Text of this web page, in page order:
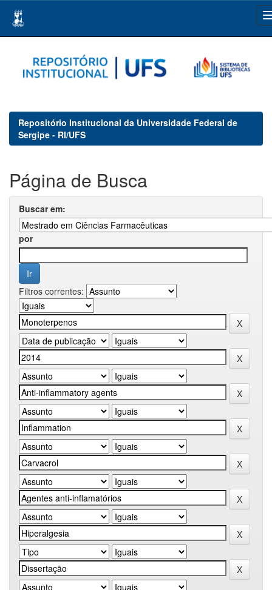
navigation
Repositório Institucional da Universidade Federal de
Sergipe - RI/UFS
Página de Busca
Buscar em:
por
Filtros correntes: